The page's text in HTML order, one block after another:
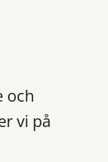
och
vi på